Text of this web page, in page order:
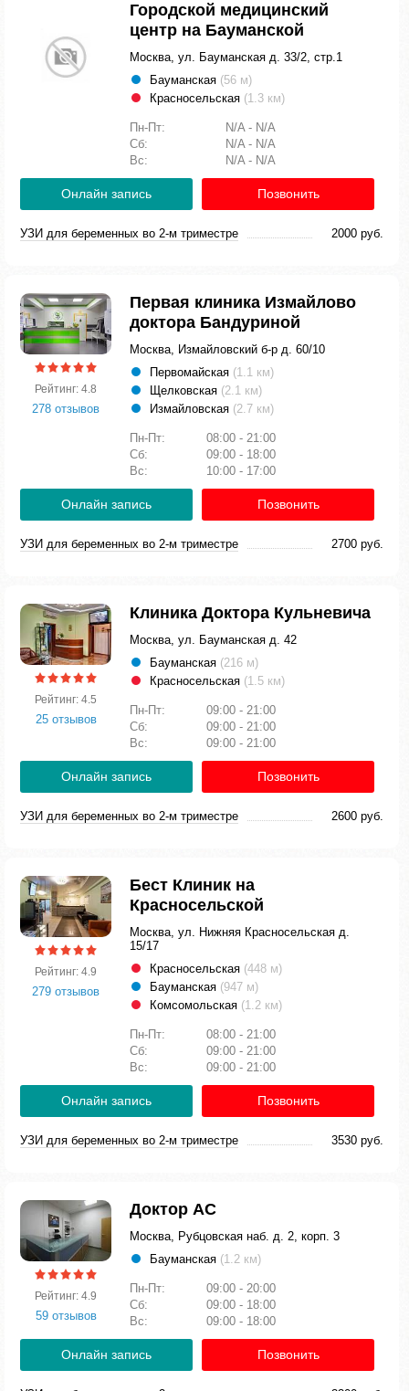
Городской медицинский
центр на Бауманской
Москва, ул. Бауманская д. 33/2, стр.1
Бауманская (56 м)
Красносельская (1.3 км)
Пн-Пт:
N/A - N/A
Сб:
N/A - N/A
Вс:
N/A - N/A
Онлайн запись Позвонить
УЗИ для беременных во 2-м триместре 2000 руб.
Рейтинг: 4.8
278 отзывов
Первая клиника Измайлово
доктора Бандуриной
Москва, Измайловский б-р д. 60/10
Первомайская (1.1 км)
Щелковская (2.1 км)
Измайловская (2.7 км)
Пн-Пт:
08:00 - 21:00
Сб:
09:00 - 18:00
Вс:
10:00 - 17:00
Онлайн запись Позвонить
УЗИ для беременных во 2-м триместре 2700 руб.
Рейтинг: 4.5
25 отзывов
Клиника Доктора Кульневича
Москва, ул. Бауманская д. 42
Бауманская (216 м)
Красносельская (1.5 км)
Пн-Пт:
09:00 - 21:00
Сб:
09:00 - 21:00
Вс:
09:00 - 21:00
Онлайн запись Позвонить
УЗИ для беременных во 2-м триместре 2600 руб.
Рейтинг: 4.9
279 отзывов
Бест Клиник на
Красносельской
Москва, ул. Нижняя Красносельская д.
15/17
Красносельская (448 м)
Бауманская (947 м)
Комсомольская (1.2 км)
Пн-Пт:
08:00 - 21:00
Сб:
09:00 - 21:00
Вс:
09:00 - 21:00
Онлайн запись Позвонить
УЗИ для беременных во 2-м триместре 3530 руб.
Рейтинг: 4.9
59 отзывов
Доктор АС
Москва, Рубцовская наб. д. 2, корп. 3
Бауманская (1.2 км)
Пн-Пт:
09:00 - 20:00
Сб:
09:00 - 18:00
Вс:
09:00 - 18:00
Онлайн запись Позвонить